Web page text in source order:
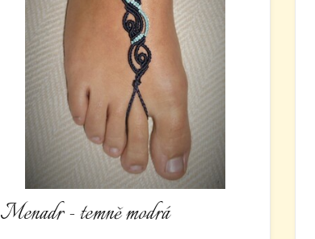
Menadr - temně modrá